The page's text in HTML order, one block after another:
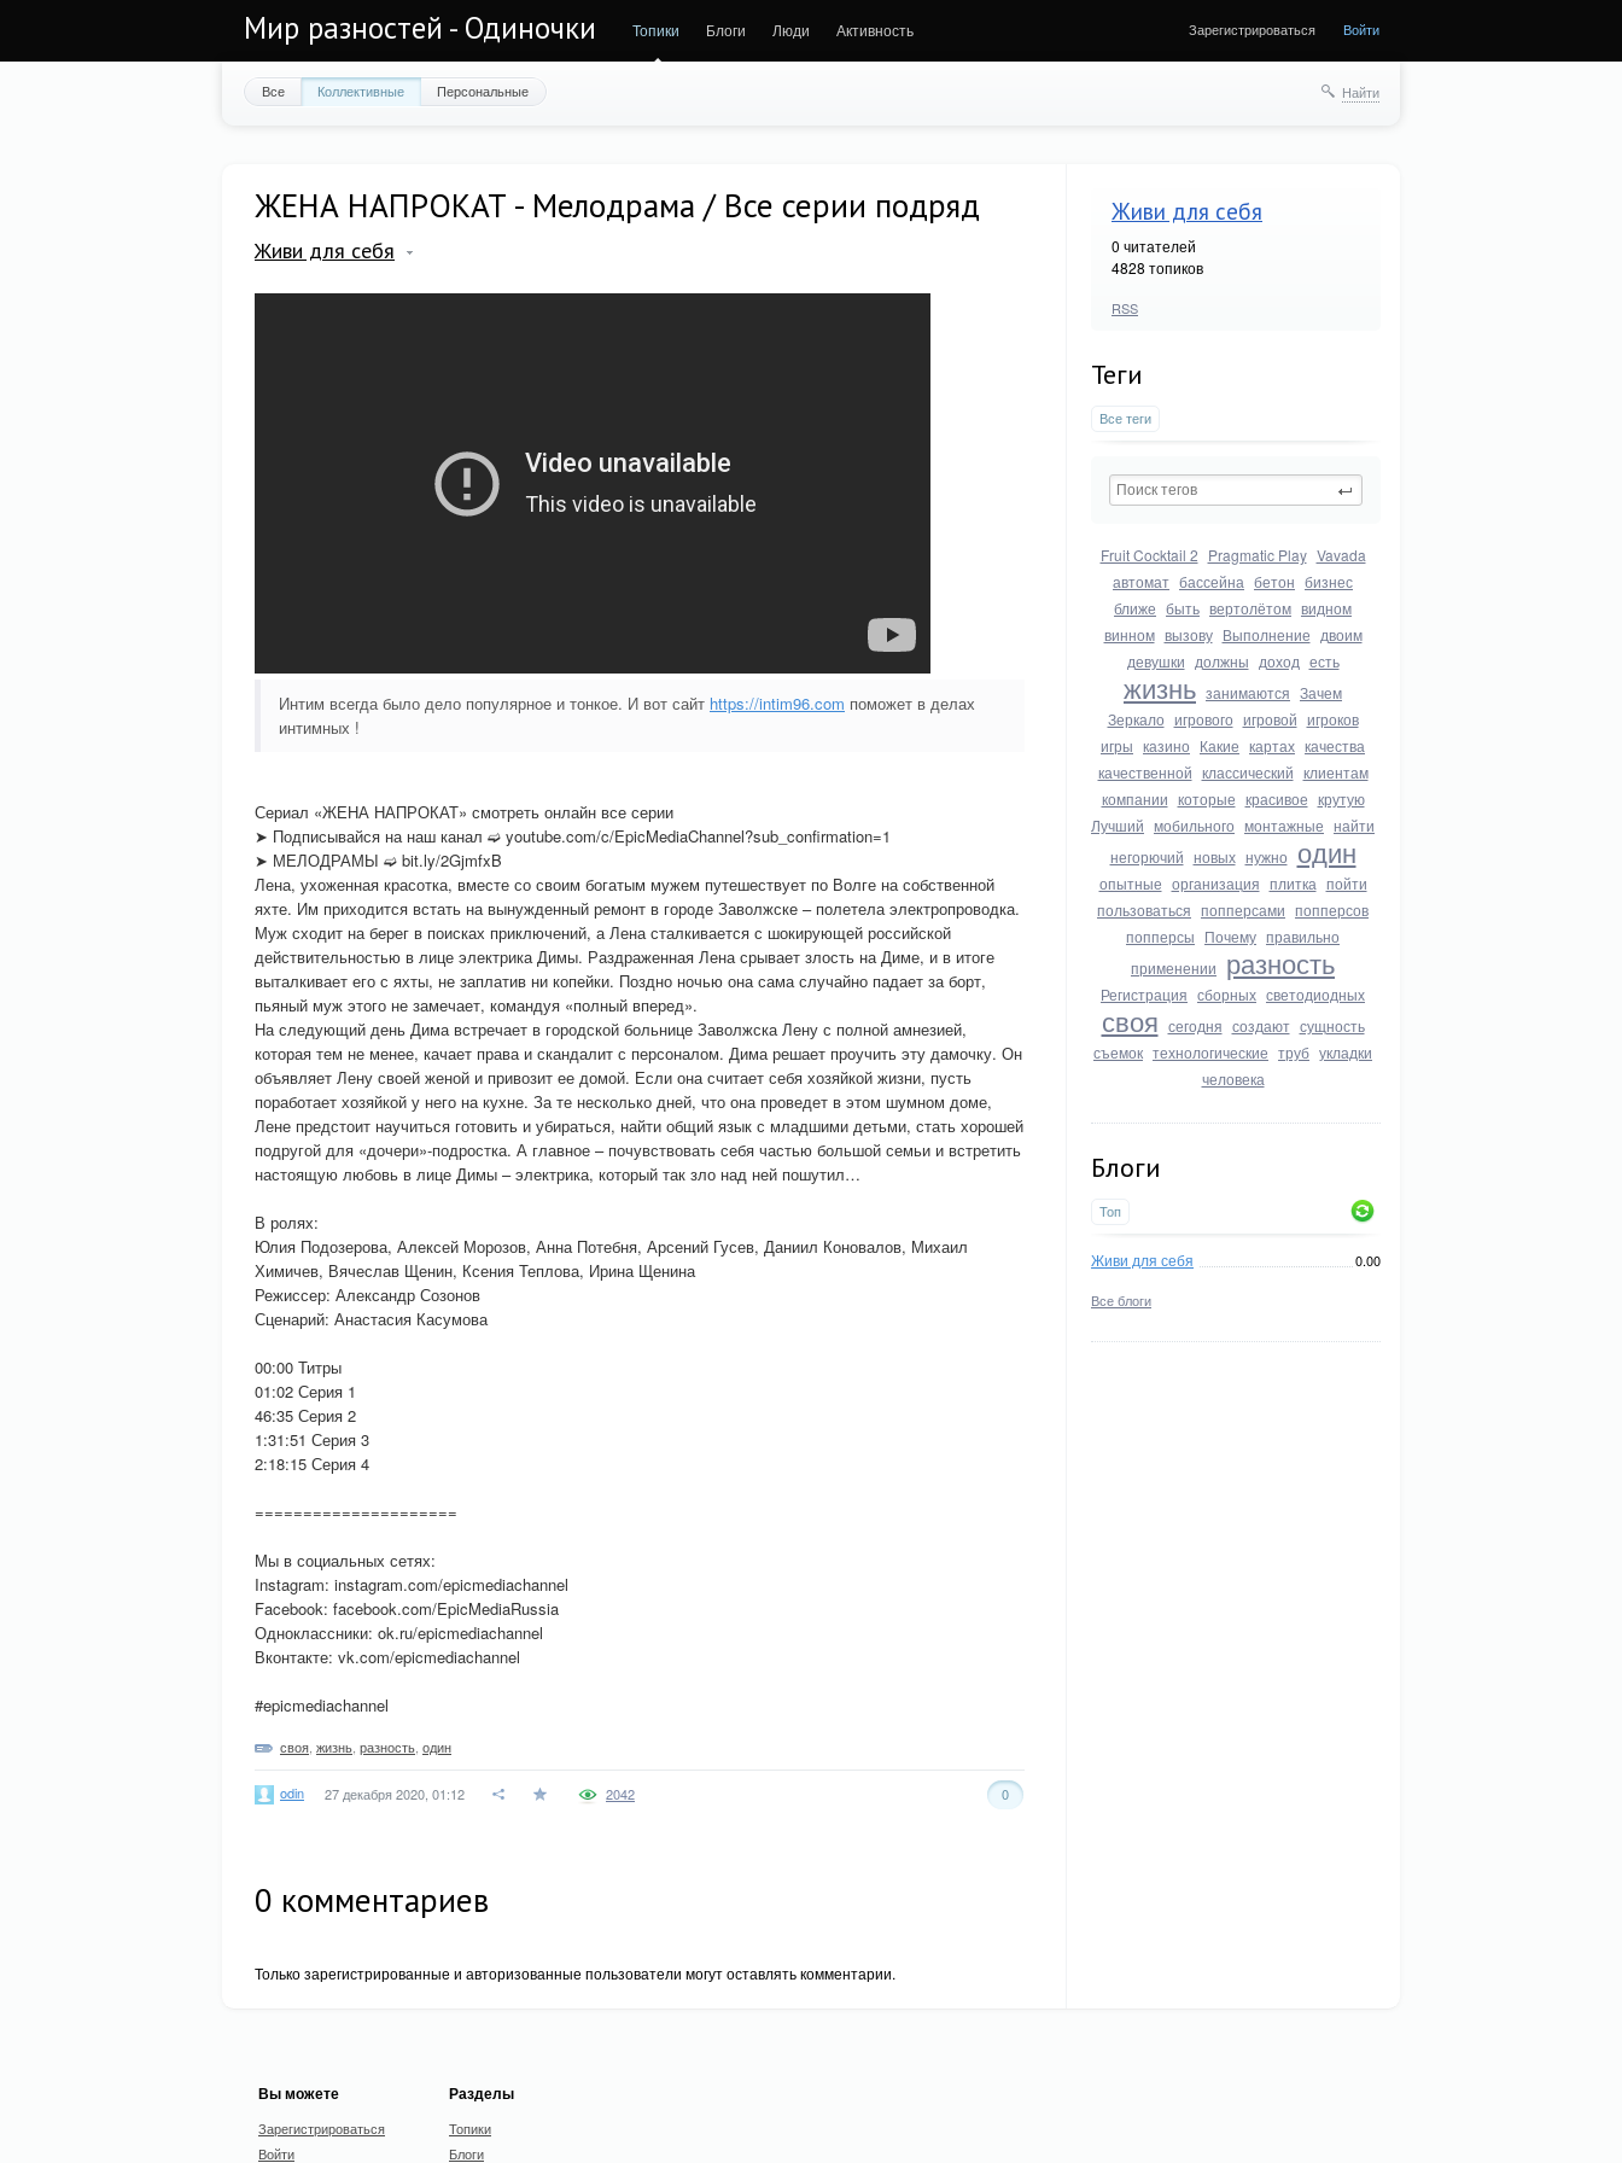
Мир разностей - Одиночки Топики Блоги Люди Активность Зарегистрироваться Войти
Все Коллективные Персональные Найти
Живи для себя
0 читателей
4828 топиков
RSS
Теги
Все теги
Fruit Cocktail 2 Pragmatic Play Vavada
автомат бассейна бетон бизнес
ближе быть вертолётом видном
винном вызову Выполнение двоим
девушки должны доход есть
жизнь занимаются Зачем
Зеркало игрового игровой игроков
игры казино Какие картах качества
качественной классический клиентам
компании которые красивое крутую
Лучший мобильного монтажные найти
негорючий новых нужно один
опытные организация плитка пойти
пользоваться попперсами попперсов
попперсы Почему правильно
применении разность
Регистрация сборных светодиодных
своя сегодня создают сущность
съемок технологические труб укладки
человека
Блоги
Топ
Живи для себя 0.00
Все блоги
ЖЕНА НАПРОКАТ - Мелодрама / Все серии подряд
Живи для себя
Интим всегда было дело популярное и тонкое. И вот сайт https://intim96.com поможет в делах
интимных !
Сериал «ЖЕНА НАПРОКАТ» смотреть онлайн все серии
➤ Подписывайся на наш канал ➫ youtube.com/c/EpicMediaChannel?sub_confirmation=1
➤ МЕЛОДРАМЫ ➫ bit.ly/2GjmfxB
Лена, ухоженная красотка, вместе со своим богатым мужем путешествует по Волге на собственной
яхте. Им приходится встать на вынужденный ремонт в городе Заволжске – полетела электропроводка.
Муж сходит на берег в поисках приключений, а Лена сталкивается с шокирующей российской
действительностью в лице электрика Димы. Раздраженная Лена срывает злость на Диме, и в итоге
выталкивает его с яхты, не заплатив ни копейки. Поздно ночью она сама случайно падает за борт,
пьяный муж этого не замечает, командуя «полный вперед».
На следующий день Дима встречает в городской больнице Заволжска Лену с полной амнезией,
которая тем не менее, качает права и скандалит с персоналом. Дима решает проучить эту дамочку. Он
объявляет Лену своей женой и привозит ее домой. Если она считает себя хозяйкой жизни, пусть
поработает хозяйкой у него на кухне. За те несколько дней, что она проведет в этом шумном доме,
Лене предстоит научиться готовить и убираться, найти общий язык с младшими детьми, стать хорошей
подругой для «дочери»-подростка. А главное – почувствовать себя частью большой семьи и встретить
настоящую любовь в лице Димы – электрика, который так зло над ней пошутил…
В ролях:
Юлия Подозерова, Алексей Морозов, Анна Потебня, Арсений Гусев, Даниил Коновалов, Михаил
Химичев, Вячеслав Щенин, Ксения Теплова, Ирина Щенина
Режиссер: Александр Созонов
Сценарий: Анастасия Касумова
00:00 Титры
01:02 Серия 1
46:35 Серия 2
1:31:51 Серия 3
2:18:15 Серия 4
=====================
Мы в социальных сетях:
Instagram: instagram.com/epicmediachannel
Facebook: facebook.com/EpicMediaRussia
Одноклассники: ok.ru/epicmediachannel
Вконтакте: vk.com/epicmediachannel
#epicmediachannel
своя жизнь разность один
odin 27 декабря 2020, 01:12 0
2042
0 комментариев
Только зарегистрированные и авторизованные пользователи могут оставлять комментарии.
Вы можете
Зарегистрироваться
Войти
Разделы
Топики
Блоги